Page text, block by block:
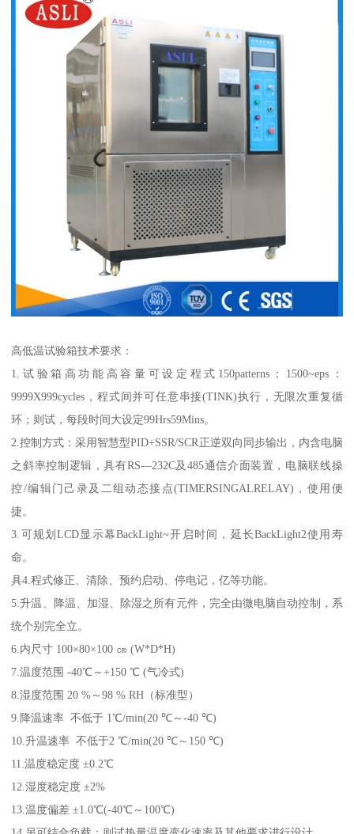
高低温试验箱技术要求：
1.试验箱高功能高容量可设定程式150patterns：1500~eps：
9999X999cycles，程式间并可任意串接(TINK)执行，无限次重复循
环；则试，每段时间大设定99Hrs59Mins。
2.控制方式：采用智慧型PID+SSR/SCR正逆双向同步输出，内含电脑
之斜率控制逻辑，具有RS—232C及485通信介面装置，电脑联线操
控/编辑门己录及二组动态接点(TIMERSINGALRELAY)，使用便
捷。
3.可规划LCD显示幕BackLight~开启时间，延长BackLight2使用寿
命。
具4.程式修正、清除、预约启动、停电记，亿等功能。
5.升温、降温、加湿、除湿之所有元件，完全由微电脑自动控制，系
统个别完全立。
6.内尺寸 100×80×100 ㎝ (W*D*H)
7.温度范围 -40℃～+150 ℃ (气冷式)
8.湿度范围 20 %～98 % RH（标准型）
9.降温速率 不低于 1℃/min(20 ℃～-40 ℃)
10.升温速率 不低于2 ℃/min(20 ℃～150 ℃)
11.温度稳定度 ±0.2℃
12.湿度稳定度 ±2%
13.温度偏差 ±1.0℃(-40℃～100℃)